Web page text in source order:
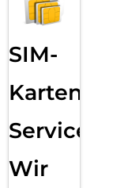
SIM-
Karten
Service:
Wir